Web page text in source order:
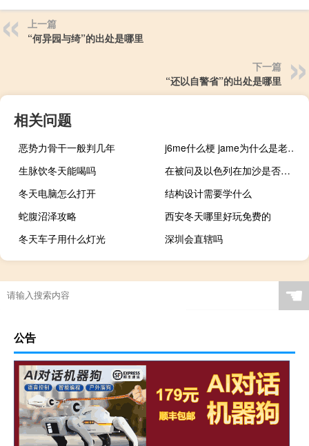
上一篇
“何异园与绮”的出处是哪里
下一篇
“还以自警省”的出处是哪里
相关问题
恶势力骨干一般判几年
j6me什么梗 jame为什么是老六什么梗
生脉饮冬天能喝吗
在被问及以色列在加沙是否遵守战争规则时美国国务卿布林肯表示将有足够的时间来评估这些行动是如何进行的
冬天电脑怎么打开
结构设计需要学什么
蛇腹沼泽攻略
西安冬天哪里好玩免费的
冬天车子用什么灯光
深圳会直辖吗
☚
公告